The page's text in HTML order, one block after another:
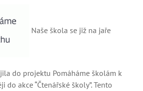
Naše škola se již na jaře
do projektu Pomáháme školám k
do akce “Čtenářské školy”. Tento